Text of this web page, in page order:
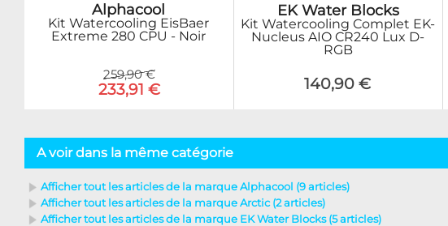
Alphacool
Kit Watercooling EisBaer
Extreme 280 CPU - Noir
259,90 €
233,91 €
EK Water Blocks
Kit Watercooling Complet EK-
Nucleus AIO CR240 Lux D-
RGB
140,90 €
A voir dans la même catégorie
Afficher tout les articles de la marque Alphacool (9 articles)
Afficher tout les articles de la marque Arctic (2 articles)
Afficher tout les articles de la marque EK Water Blocks (5 articles)